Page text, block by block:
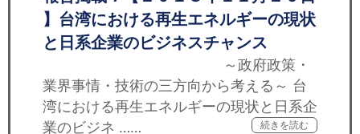
】台湾における再生エネルギーの現状
と日系企業のビジネスチャンス
～政府政策・
業界事情・技術の三方向から考える～ 台
湾における再生エネルギーの現状と日系企
業のビジネ ……
続きを読む